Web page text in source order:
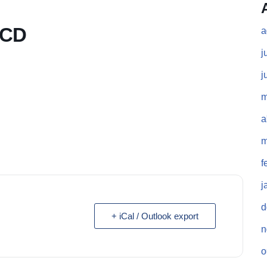
+ iCal / Outlook export